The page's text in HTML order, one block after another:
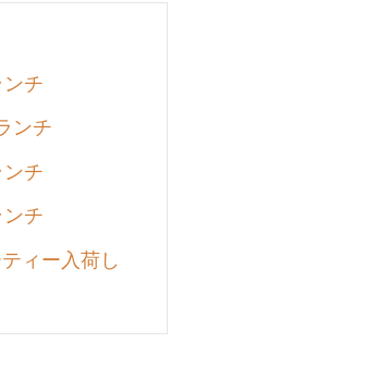
チ
ンチ
チ
チ
ィー入荷し